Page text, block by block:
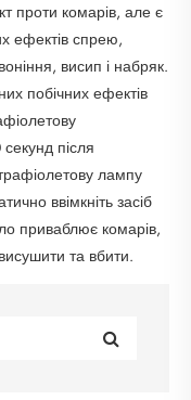
проти комарів, але є
ефектів спрею,
висип і набряк.
побічних ефектів
після
лампу
ввімкніть засіб
приваблює комарів,
та вбити.